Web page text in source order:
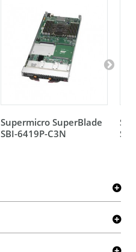
Supermicro SuperBlade
SBI-6419P-C3N